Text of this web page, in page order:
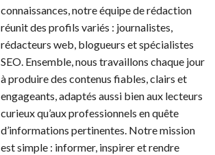
connaissances, notre équipe de rédaction
réunit des profils variés : journalistes,
rédacteurs web, blogueurs et spécialistes
SEO. Ensemble, nous travaillons chaque jour
à produire des contenus fiables, clairs et
engageants, adaptés aussi bien aux lecteurs
curieux qu’aux professionnels en quête
d’informations pertinentes. Notre mission
est simple : informer, inspirer et rendre